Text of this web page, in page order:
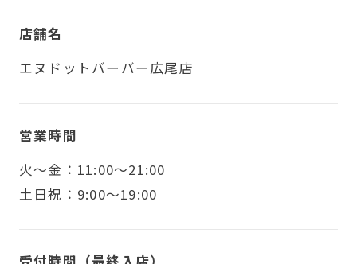
店舗名
エヌドットバーバー広尾店
営業時間
火〜金：11:00～21:00
土日祝：9:00～19:00